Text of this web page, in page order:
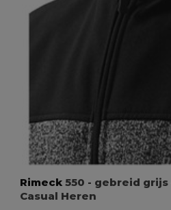
Rimeck 550 - gebreid grijs
Casual Heren